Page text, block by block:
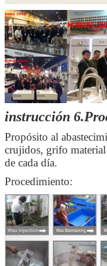
instrucción
Propósito al
crujidos, grifo material
de cada día.
Procedimiento: